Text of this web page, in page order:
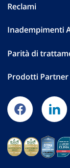
Reclami
Inadempimenti
Parità di
Prodotti Partner